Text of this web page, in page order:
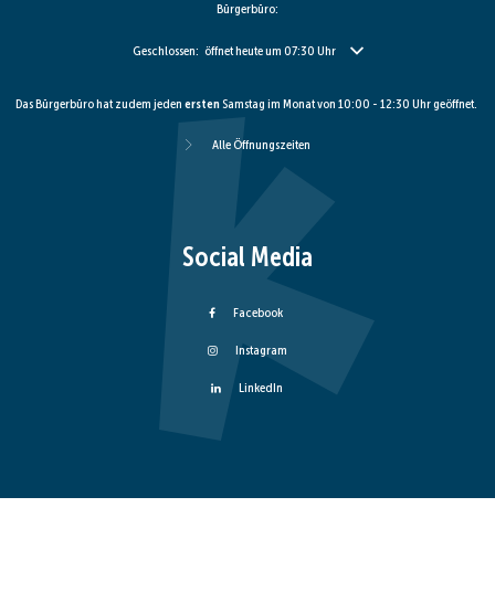
Bürgerbüro:
Klicken, um weitere Öffnungs- oder Schließzeiten auszublenden
Geschlossen: öffnet heute um 07:30 Uhr
Das Bürgerbüro hat zudem jeden ersten Samstag im Monat von 10:00 - 12:30 Uhr geöffnet.
Alle Öffnungszeiten
Social Media
Facebook
Instagram
LinkedIn